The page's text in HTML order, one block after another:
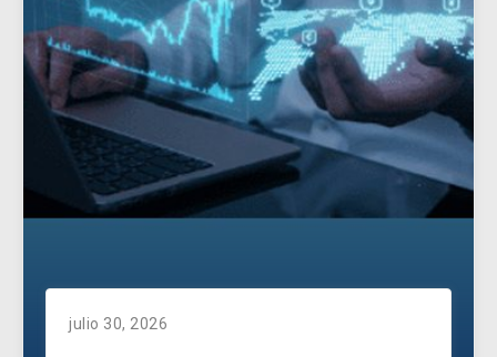
julio 30, 2026